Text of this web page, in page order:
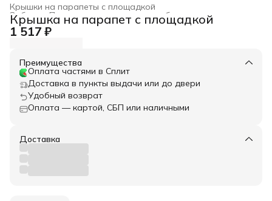
Крышки на парапеты с площадкой
Парапетные крышки для забора ›
Забор
Весь архитектурный декор ›
Главная ›
Крышка на парапет с площадкой
1 517 ₽
Преимущества
Оплата частями в Сплит
Доставка в пункты выдачи или до двери
Удобный возврат
Оплата — картой, СБП или наличными
Доставка